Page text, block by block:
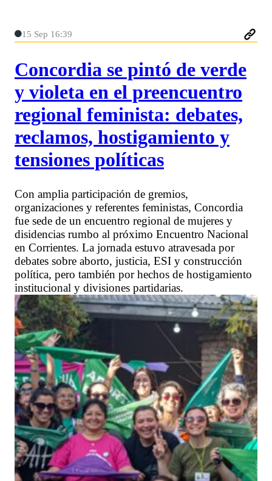
15 Sep 16:39
Concordia se pintó de verde
y violeta en el preencuentro
regional feminista: debates,
reclamos, hostigamiento y
tensiones políticas
Con amplia participación de gremios,
organizaciones y referentes feministas, Concordia
fue sede de un encuentro regional de mujeres y
disidencias rumbo al próximo Encuentro Nacional
en Corrientes. La jornada estuvo atravesada por
debates sobre aborto, justicia, ESI y construcción
política, pero también por hechos de hostigamiento
institucional y divisiones partidarias.